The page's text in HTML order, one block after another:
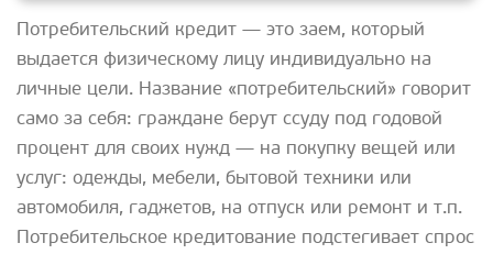
Потребительский кредит — это заем, который
выдается физическому лицу индивидуально на
личные цели. Название «потребительский» говорит
само за себя: граждане берут ссуду под годовой
процент для своих нужд — на покупку вещей или
услуг: одежды, мебели, бытовой техники или
автомобиля, гаджетов, на отпуск или ремонт и т.п.
Потребительское кредитование подстегивает спрос